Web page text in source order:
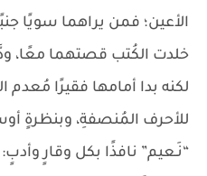
الأعين؛ فمن يراهما سويًا
خلدت الكُتب قصتهما معًا،
لكنه بدا أمامها فقيرًا مُعدم
للأحرف المُنصفةِ، وبنظرةٍ
“نَـعيم” نافذًا بكل وقارٍ وأدبٍ: